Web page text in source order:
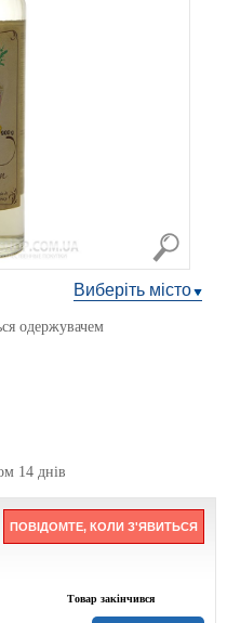
Виберіть місто
одержувачем
14 днів
ПОВІДОМТЕ, КОЛИ З'ЯВИТЬСЯ
Товар закінчився